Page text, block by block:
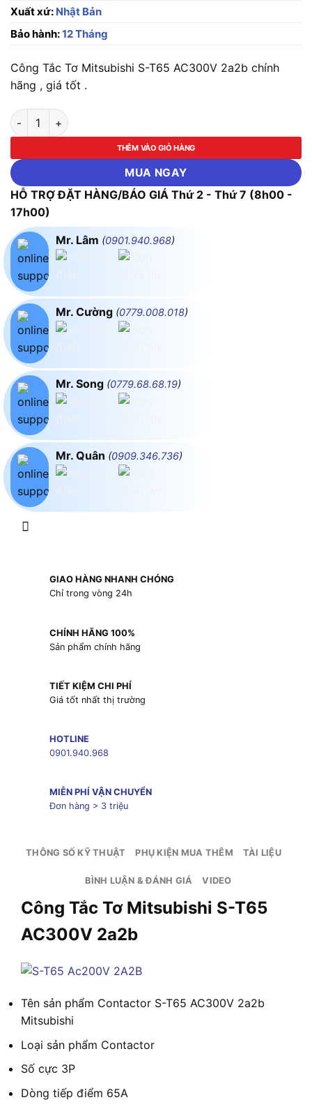
Xuất xứ: Nhật Bản
Bảo hành:12 Tháng
Công Tắc Tơ Mitsubishi S-T65 AC300V 2a2b chính
hãng , giá tốt .
Công Tắc Tơ Mitsubishi S-T65 AC300V 2a2b số lượng
THÊM VÀO GIỎ HÀNG
MUA NGAY
HỖ TRỢ ĐẶT HÀNG/BÁO GIÁ Thứ 2 - Thứ 7 (8h00 -
17h00)
Mr. Lâm (0901.940.968)
Mr. Cường (0779.008.018)
Mr. Song (0779.68.68.19)
Mr. Quân (0909.346.736)
GIAO HÀNG NHANH CHÓNG
Chỉ trong vòng 24h
CHÍNH HÃNG 100%
Sản phẩm chính hãng
TIẾT KIỆM CHI PHÍ
Giá tốt nhất thị trường
HOTLINE
0901.940.968
MIỄN PHÍ VẬN CHUYỂN
Đơn hàng > 3 triệu
THÔNG SỐ KỸ THUẬT PHỤ KIỆN MUA THÊM TÀI LIỆU
BÌNH LUẬN & ĐÁNH GIÁ VIDEO
Công Tắc Tơ Mitsubishi S-T65
AC300V 2a2b
Tên sản phẩm Contactor S-T65 AC300V 2a2b
Mitsubishi
Loại sản phẩm Contactor
Số cực 3P
Dòng tiếp điểm 65A